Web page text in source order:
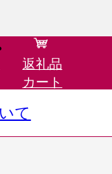
返礼品
カート
て